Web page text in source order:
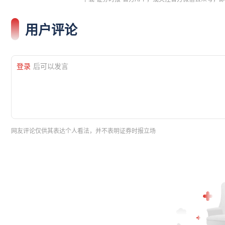
用户评论
登录 后可以发言
网友评论仅供其表达个人看法，并不表明证券时报立场